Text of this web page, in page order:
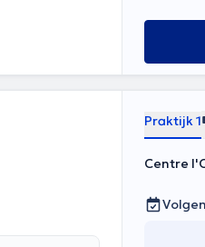
het leuk om
leven
van mijn
Praktijk 1
Centre